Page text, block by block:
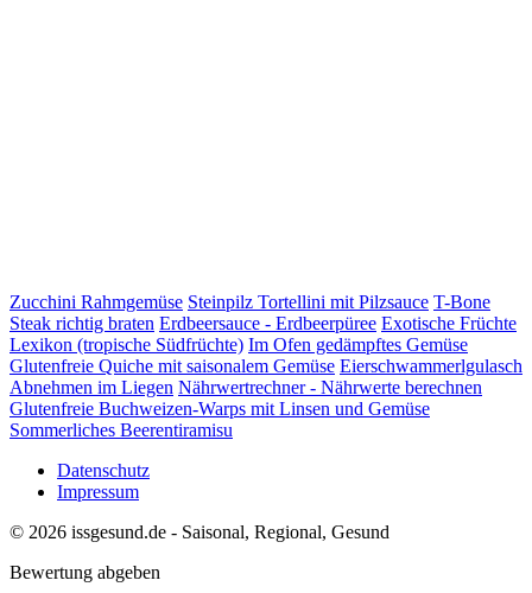
Zucchini Rahmgemüse Steinpilz Tortellini mit Pilzsauce T-Bone
Steak richtig braten Erdbeersauce - Erdbeerpüree Exotische Früchte
Lexikon (tropische Südfrüchte) Im Ofen gedämpftes Gemüse
Glutenfreie Quiche mit saisonalem Gemüse Eierschwammerlgulasch
Abnehmen im Liegen Nährwertrechner - Nährwerte berechnen
Glutenfreie Buchweizen-Warps mit Linsen und Gemüse
Sommerliches Beerentiramisu
Datenschutz
Impressum
© 2026 issgesund.de - Saisonal, Regional, Gesund
Bewertung abgeben